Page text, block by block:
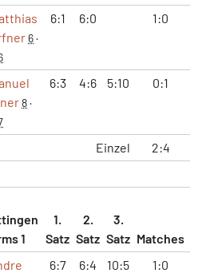
6·
6:1 6:0 1:0
8·
6:3 4:6 5:10 0:1
Einzel 2:4
1
1.
Satz
2.
Satz
3.
Satz Matches
6:7 6:4 10:5 1:0